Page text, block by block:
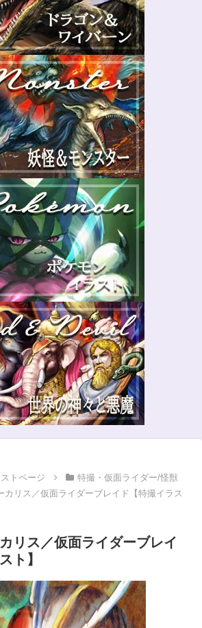
トページ
特撮・仮面ライダー/怪獣
カリス／仮面ライダーブレイド【特撮イラス
リス／仮面ライダーブレイ
ト】